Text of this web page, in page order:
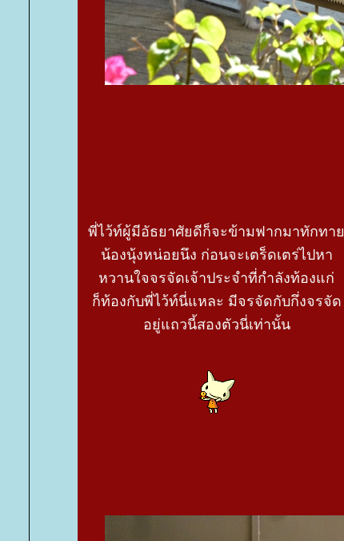
พี่ไว้ท์ผู้มีอัธยาศัยดีก็จะข้ามฟากมาทักทา
น้องนุ้งหน่อยนึง ก่อนจะเตร็ดเตร่ไปหา
หวานใจจรจัดเจ้าประจำที่กำลังท้องแก่
ก็ท้องกับพี่ไว้ท์นี่แหละ มีจรจัดกับกึ่งจรจัด
อยู่แถวนี้สองตัวนี่เท่านั้น